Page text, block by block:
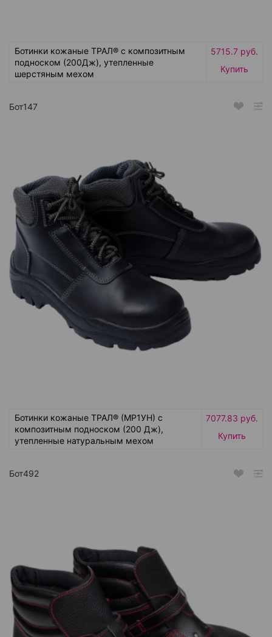
Ботинки кожаные ТРАЛ® с композитным
подноском (200Дж), утепленные
шерстяным мехом
5715.7 руб.
Купить
Бот147
Ботинки кожаные ТРАЛ® (МР1УН) с
композитным подноском (200 Дж),
утепленные натуральным мехом
7077.83 руб.
Купить
Бот492